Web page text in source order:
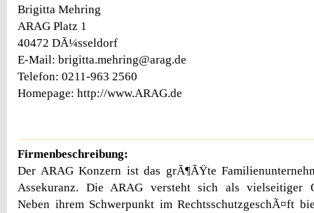
Brigitta Mehring
ARAG Platz 1
40472 DÃ¼sseldorf
E-Mail: brigitta.mehring@arag.de
Telefon: 0211-963 2560
Homepage: http://www.ARAG.de
Firmenbeschreibung:
Der ARAG Konzern ist das grÃ¶ÃŸte
Assekuranz. Die ARAG versteht sich als vielseitiger
Neben ihrem Schwerpunkt im RechtsschutzgeschÃ¤ft